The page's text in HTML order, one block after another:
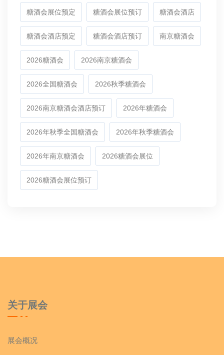
糖酒会展位预定 糖酒会展位预订 糖酒会酒店
糖酒会酒店预定 糖酒会酒店预订 南京糖酒会
2026糖酒会 2026南京糖酒会
2026全国糖酒会 2026秋季糖酒会
2026南京糖酒会酒店预订 2026年糖酒会
2026年秋季全国糖酒会 2026年秋季糖酒会
2026年南京糖酒会 2026糖酒会展位
2026糖酒会展位预订
关于展会
展会概况